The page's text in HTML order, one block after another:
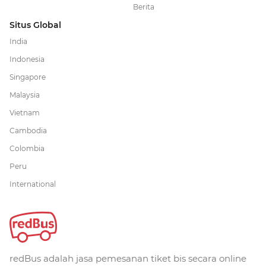
Berita
Situs Global
India
Indonesia
Singapore
Malaysia
Vietnam
Cambodia
Colombia
Peru
International
redBus adalah jasa pemesanan tiket bis secara online